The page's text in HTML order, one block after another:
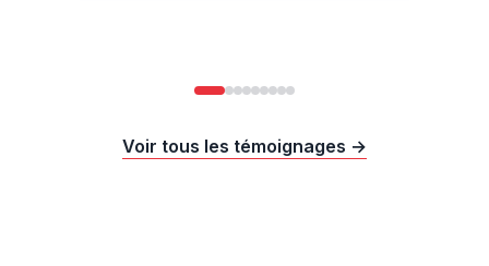
Voir tous les témoignages →